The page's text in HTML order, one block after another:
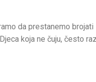
da prestanemo brojati
koja ne čuju, često